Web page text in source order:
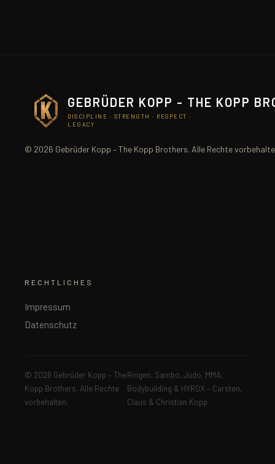
GEBRÜDER KOPP - THE KOPP
DISCIPLINE · STRENGTH · RESPECT ·
LEGACY
© 2026 Gebrüder Kopp – The Kopp Brothers. Alle Rechte
RECHTLICHES
Impressum
Datenschutz
© 2026 Gebrüder Kopp – The
Kopp Brothers. Alle Rechte
vorbehalten.
Ringen, Sambo, Judo, MMA,
Bodybuilding & HYROX – Carsten,
Claus & Christian Kopp